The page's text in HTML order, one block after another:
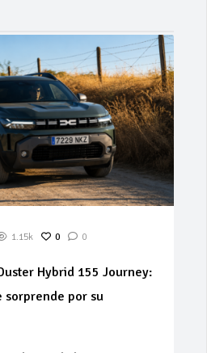
1.15k 0 0
Hybrid 155 Journey:
sorprende por su